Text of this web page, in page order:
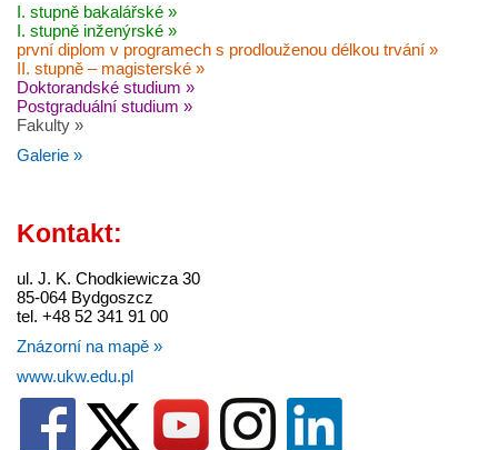
I. stupně bakalářské »
I. stupně inženýrské »
první diplom v programech s prodlouženou délkou trvání »
II. stupně – magisterské »
Doktorandské studium »
Postgraduální studium »
Fakulty »
Galerie »
Kontakt:
ul. J. K. Chodkiewicza 30
85-064 Bydgoszcz
tel. +48 52 341 91 00
Znázorní na mapě »
www.ukw.edu.pl